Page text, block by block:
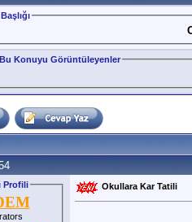
Konuyu Görüntüleyenler
Profili Okullara Kar Tatili